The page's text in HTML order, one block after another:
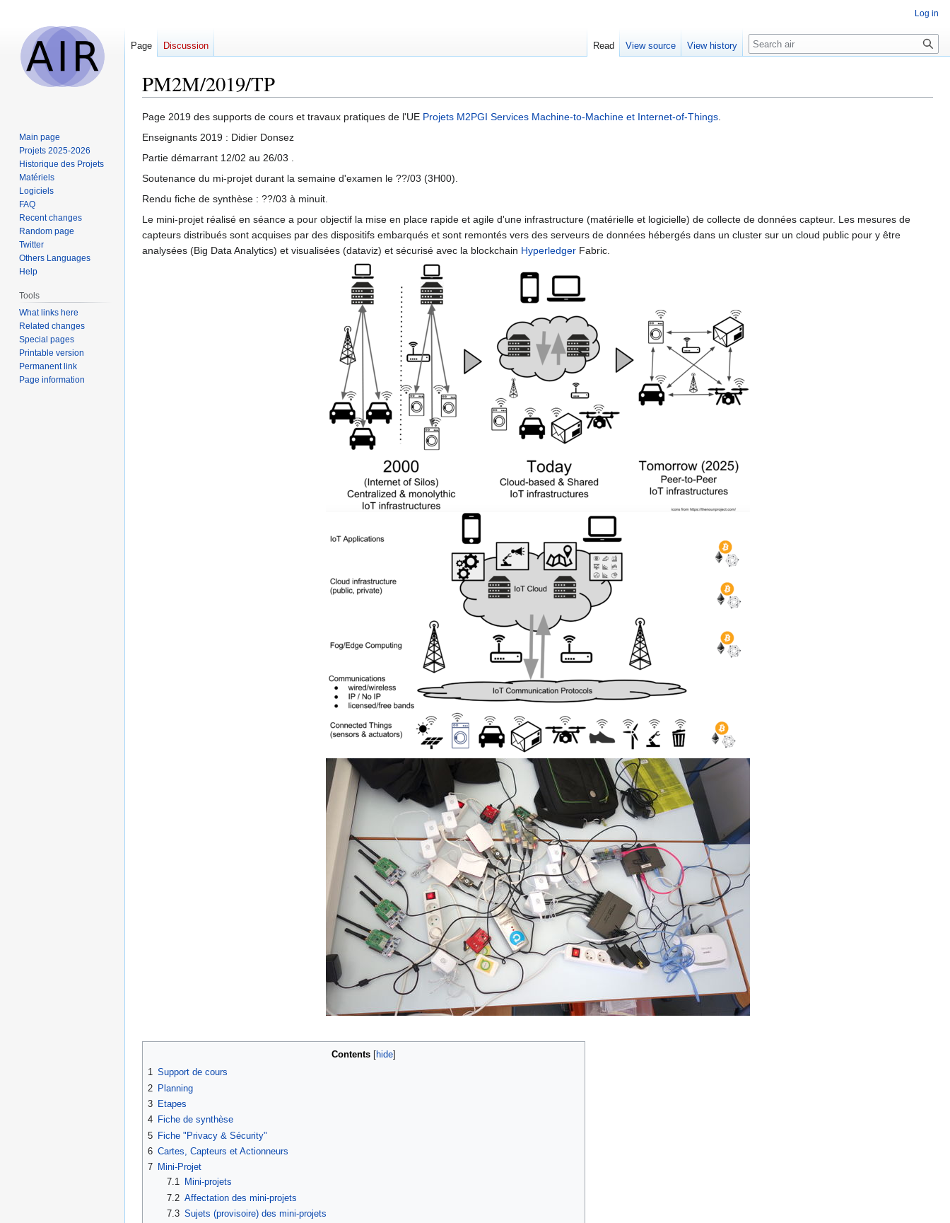
PM2M/2019/TP
Jump
to
Jump
to
Page 2019 des supports de cours et travaux pratiques de l'UE Projets M2PGI Services Machine-to-Machine et Internet-of-Things.
Enseignants 2019 : Didier Donsez
Partie démarrant 12/02 au 26/03 .
Soutenance du mi-projet durant la semaine d'examen le ??/03 (3H00).
Rendu fiche de synthèse : ??/03 à minuit.
Le mini-projet réalisé en séance a pour objectif la mise en place rapide et agile d'une infrastructure (matérielle et logicielle) de collecte de données capteur. Les mesures de
capteurs distribués sont acquises par des dispositifs embarqués et sont remontés vers des serveurs de données hébergés dans un cluster sur un cloud public pour y être
analysées (Big Data Analytics) et visualisées (dataviz) et sécurisé avec la blockchain Hyperledger Fabric.
Contents
1 Support de cours
2 Planning
3 Etapes
4 Fiche de synthèse
5 Fiche "Privacy & Sécurity"
6 Cartes, Capteurs et Actionneurs
7 Mini-Projet
7.1
Mini-projets
7.2 Affectation des mini-projets
7.3 Sujets (provisoire) des mini-projets
Log in
Page Discussion Read View source View history Search
Main page
Projets 2025-2026
Historique des Projets
Matériels
Logiciels
FAQ
Recent changes
Random page
Twitter
Others Languages
Help
Tools
What links here
Related changes
Special pages
Printable version
Permanent link
Page information